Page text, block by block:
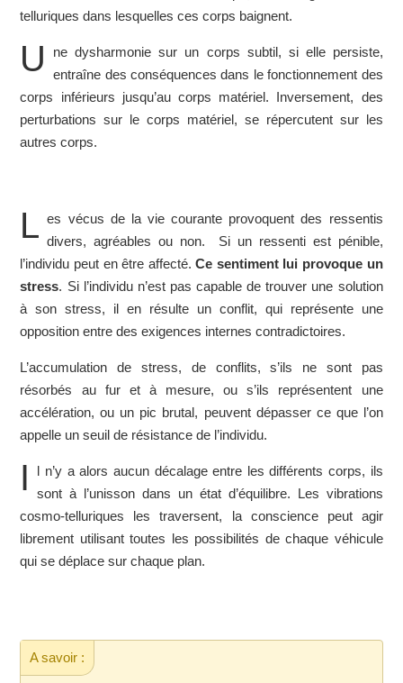
telluriques dans lesquelles ces corps baignent.
U
ne dysharmonie sur un corps subtil, si elle persiste,
entraîne des conséquences dans le fonctionnement des
corps inférieurs jusqu’au corps matériel. Inversement, des
perturbations sur le corps matériel, se répercutent sur les
autres corps.
L es vécus de la vie courante provoquent des ressentis
divers, agréables ou non. Si un ressenti est pénible,
l’individu peut en être affecté.Ce sentiment lui provoque un
stress. Si l’individu n’est pas capable de trouver une solution
à son stress, il en résulte un conflit, qui représente une
opposition entre des exigences internes contradictoires.
L’accumulation de stress, de conflits, s’ils ne sont pas
résorbés au fur et à mesure, ou s’ils représentent une
accélération, ou un pic brutal, peuvent dépasser ce que l’on
appelle un seuil de résistance de l’individu.
I
l n’y a alors aucun décalage entre les différents corps, ils
sont à l’unisson dans un état d’équilibre. Les vibrations
cosmo-telluriques les traversent, la conscience peut agir
librement utilisant toutes les possibilités de chaque véhicule
qui se déplace sur chaque plan.
A savoir :